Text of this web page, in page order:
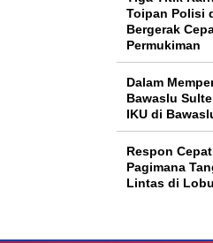
Toipan Polisi
Bergerak
Permukiman
Dalam
Bawaslu
IKU di
Respon
Pagimana
Lintas di Lobu